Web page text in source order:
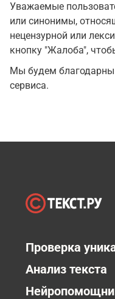
Уважаемые
или синонимы,
нецензурной или
кнопку "Жалоба",
Мы будем благодарны
сервиса.
Проверка
Анализ текста